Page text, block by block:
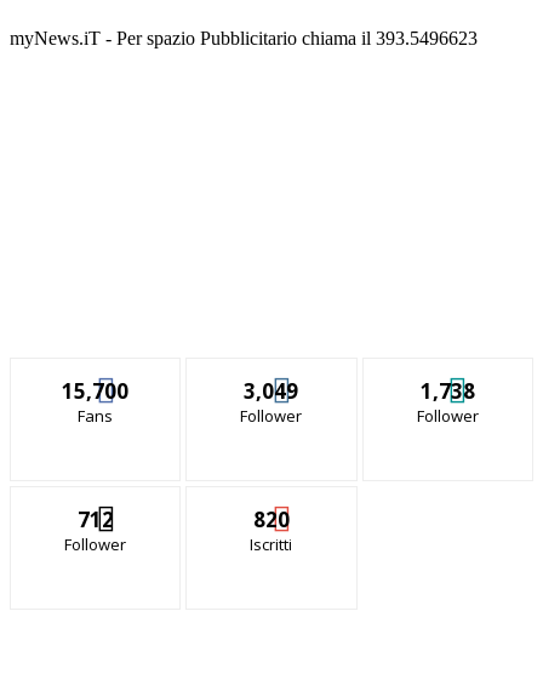
myNews.iT - Per spazio Pubblicitario chiama il 393.5496623
15,700
Fans
3,049
Follower
1,738
Follower
712
Follower
820
Iscritti